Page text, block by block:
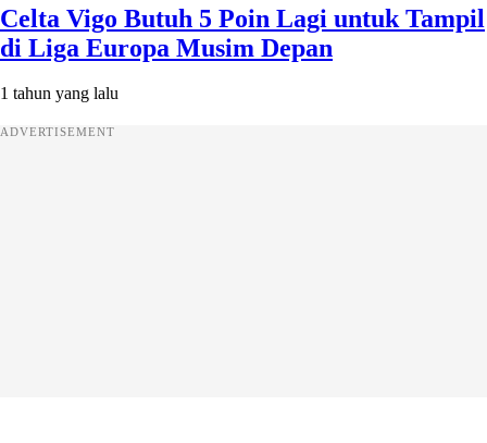
Celta Vigo Butuh 5 Poin Lagi untuk Tampil
di Liga Europa Musim Depan
1 tahun yang lalu
ADVERTISEMENT